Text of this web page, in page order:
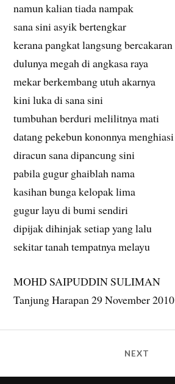
namun kalian tiada nampak
sana sini asyik bertengkar
kerana pangkat langsung bercakaran
dulunya megah di angkasa raya
mekar berkembang utuh akarnya
kini luka di sana sini
tumbuhan berduri melilitnya mati
datang pekebun kononnya menghiasi
diracun sana dipancung sini
pabila gugur ghaiblah nama
kasihan bunga kelopak lima
gugur layu di bumi sendiri
dipijak dihinjak setiap yang lalu
sekitar tanah tempatnya melayu
MOHD SAIPUDDIN SULIMAN
Tanjung Harapan 29 November 2010
NEXT